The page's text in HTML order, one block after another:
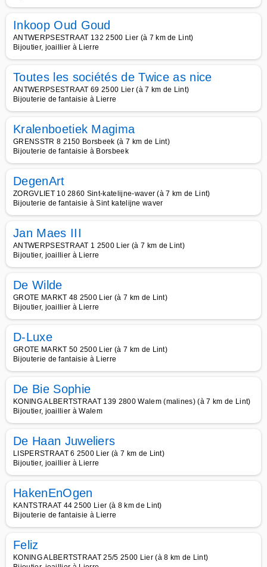
Inkoop Oud Goud
ANTWERPSESTRAAT 132 2500 Lier (à 7 km de Lint)
Bijoutier, joaillier à Lierre
Toutes les sociétés de Twice as nice
ANTWERPSESTRAAT 69 2500 Lier (à 7 km de Lint)
Bijouterie de fantaisie à Lierre
Kralenboetiek Magima
GRENSSTR 8 2150 Borsbeek (à 7 km de Lint)
Bijouterie de fantaisie à Borsbeek
DegenArt
ZORGVLIET 10 2860 Sint-katelijne-waver (à 7 km de Lint)
Bijouterie de fantaisie à Sint katelijne waver
Jan Maes III
ANTWERPSESTRAAT 1 2500 Lier (à 7 km de Lint)
Bijoutier, joaillier à Lierre
De Wilde
GROTE MARKT 48 2500 Lier (à 7 km de Lint)
Bijoutier, joaillier à Lierre
D-Luxe
GROTE MARKT 50 2500 Lier (à 7 km de Lint)
Bijouterie de fantaisie à Lierre
De Bie Sophie
KONING ALBERTSTRAAT 139 2800 Walem (malines) (à 7 km de Lint)
Bijoutier, joaillier à Walem
De Haan Juweliers
LISPERSTRAAT 6 2500 Lier (à 7 km de Lint)
Bijoutier, joaillier à Lierre
HakenEnOgen
KANTSTRAAT 44 2500 Lier (à 8 km de Lint)
Bijouterie de fantaisie à Lierre
Feliz
KONING ALBERTSTRAAT 25/5 2500 Lier (à 8 km de Lint)